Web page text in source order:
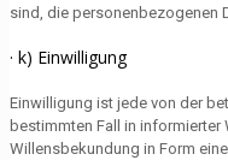
sind, die personenbezogenen
· k) Einwilligung
Einwilligung ist jede von der
bestimmten Fall in
Willensbekundung in Form